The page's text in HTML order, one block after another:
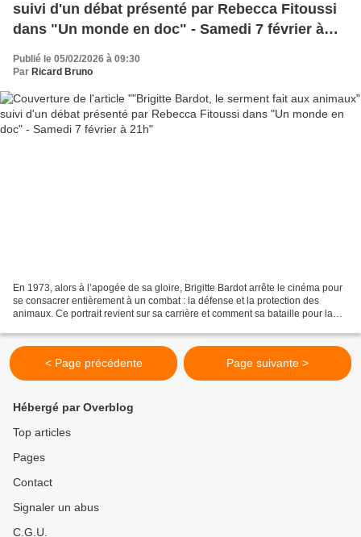
suivi d'un débat présenté par Rebecca Fitoussi
dans "Un monde en doc" - Samedi 7 février à
Publié le 05/02/2026 à 09:30
Par Ricard Bruno
En 1973, alors à l’apogée de sa gloire, Brigitte Bardot arrête le cinéma pour
se consacrer entièrement à un combat : la défense et la protection des
animaux. Ce portrait revient sur sa carrière et comment sa bataille pour la
< Page précédente Page suivante >
Hébergé par Overblog
Top articles
Pages
Contact
Signaler un abus
C.G.U.